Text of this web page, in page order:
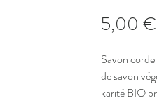
5,00 €
Savon
de savon
karité BIO